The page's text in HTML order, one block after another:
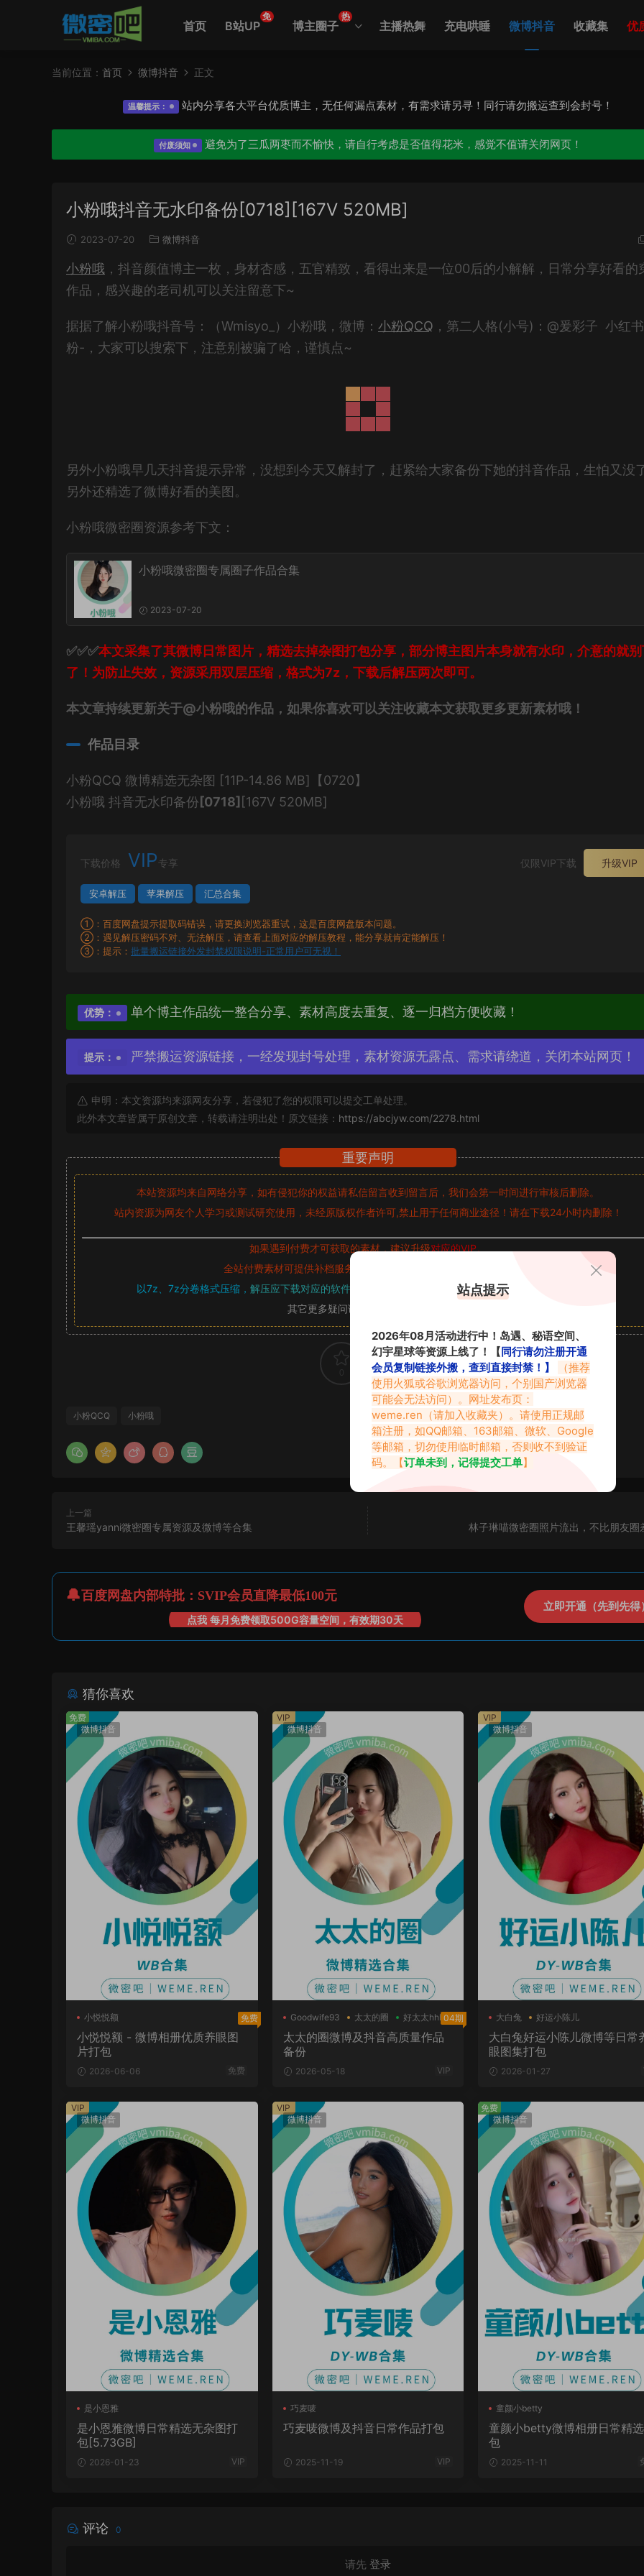
首页 B站UP
免
博主圈子
热
主播热舞 充电哄睡 微博抖音 收藏集 优
当前位置： 首页 微博抖音 正文
温馨提示： 站内分享各大平台优质博主，无任何漏点素材，有需求请另寻！同行请勿搬运查到会封号！
付废须知 避免为了三瓜两枣而不愉快，请自行考虑是否值得花米，感觉不值请关闭网页！
小粉哦抖音无水印备份[0718][167V 520MB]
2023-07-20 微博抖音
小粉哦 ，抖音颜值博主一枚，身材杏感，五官精致，看得出来是一位00后的小解解，日常分享好看的
作品，感兴趣的老司机可以关注留意下~
据据了解小粉哦抖音号：（Wmisyo_）小粉哦，微博： 小粉QCQ ，第二人格(小号)：@爰彩子 小红
粉-，大家可以搜索下，注意别被骗了哈，谨慎点~
另外小粉哦早几天抖音提示异常，没想到今天又解封了，赶紧给大家备份下她的抖音作品，生怕又没
另外还精选了微博好看的美图。
小粉哦微密圈资源参考下文：
小粉哦微密圈专属圈子作品合集
2023-07-20
✅✅✅本文采集了其微博日常图片，精选去掉杂图打包分享，部分博主图片本身就有水印，介意的就
了！为防止失效，资源采用双层压缩，格式为7z，下载后解压两次即可。
本文章持续更新关于@小粉哦的作品，如果你喜欢可以关注收藏本文获取更多更新素材哦！
作品目录
小粉QCQ 微博精选无杂图 [11P-14.86 MB]【0720】
小粉哦 抖音无水印备份 [0718] [167V 520MB]
下载价格 VIP 专享 仅限VIP下载 升级VIP
安卓解压 苹果解压 汇总合集
①：百度网盘提示提取码错误，请更换浏览器重试，这是百度网盘版本问题。
②：遇见解压密码不对、无法解压，请查看上面对应的解压教程，能分享就肯定能解压！
③：提示： 批量搬运链接外发封禁权限说明-正常用户可无视！
优势： 单个博主作品统一整合分享、素材高度去重复、逐一归档方便收藏！
提示： 严禁搬运资源链接，一经发现封号处理，素材资源无露点、需求请绕道，关闭本站网页！
申明：本文资源均来源网友分享，若侵犯了您的权限可以提交工单处理。
此外本文章皆属于原创文章，转载请注明出处！原文链接： https://abcjyw.com/2278.html
重要声明
本站资源均来自网络分享，如有侵犯你的权益请私信留言收到留言后，我们会第一时间进行审核后删除。
站内资源为网友个人学习或测试研究使用，未经原版权作者许可,禁止用于任何商业途径！请在下载24小时内删除！
如果遇到付费才可获取的素材，建议升级对应的VIP。
全站付费素材可提供补档服务
以7z、7z分卷格式压缩， 解压应下载对应的软件操作，
电脑：7-zip；安卓：zarchiver；苹果：解压专家
其它更多疑问请查看站内帮助中心！
0
小粉QCQ 小粉哦
上一篇
王馨瑶yanni微密圈专属资源及微博等合集 林子琳喵微密圈照片流出，不比朋友圈
百度网盘内部特批：SVIP会员直降最低100元
点我 每月免费领取500G容量空间，有效期30天
立即开通（先到先得）
猜你喜欢
微博抖音
小悦悦额 免费
小悦悦额 - 微博相册优质养眼图
片打包
2026-06-06 免费
免费
微博抖音
Goodwife93 太太的圈 好太太hhh04期
太太的圈微博及抖音高质量作品
备份
2026-05-18 VIP
VIP
微博抖音
大白兔 好运小陈儿
大白兔好运小陈儿微博等日常
眼图集打包
2026-01-27
VIP
微博抖音
是小恩雅
是小恩雅微博日常精选无杂图打
包[5.73GB]
2026-01-23 VIP
VIP
微博抖音
巧麦唛
巧麦唛微博及抖音日常作品打包
2025-11-19 VIP
VIP
微博抖音
童颜小betty
童颜小betty微博相册日常精
包
2025-11-11
免费
评论 0
请先 登录
站点提示
2026年08月活动进行中！岛遇、秘语空间、
幻宇星球等资源上线了！【同行请勿注册开通
会员复制链接外搬，查到直接封禁！】
（推荐
使用火狐或谷歌浏览器访问，个别国产浏览器
可能会无法访问）。网址发布页：
weme.ren （请加入收藏夹）。请使用正规邮
箱注册，如QQ邮箱、163邮箱、微软、Google
等邮箱，切勿使用临时邮箱，否则收不到验证
码。【订单未到，记得提交工单】